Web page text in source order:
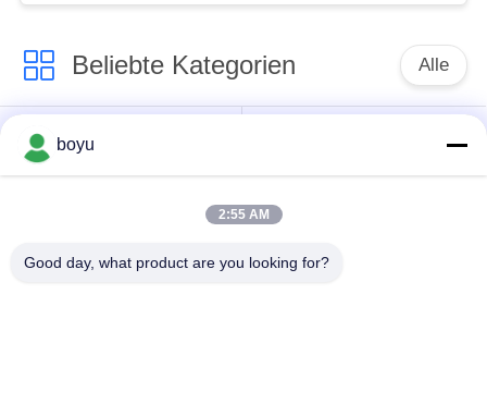
Beliebte Kategorien Alle
Übertragungsleitung,
die Ausrüstung
Spannung, die
Gegendrehdrahtseil
boyu
2:55 AM
Good day, what product are you looking for?